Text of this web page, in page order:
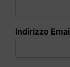
Indirizzo